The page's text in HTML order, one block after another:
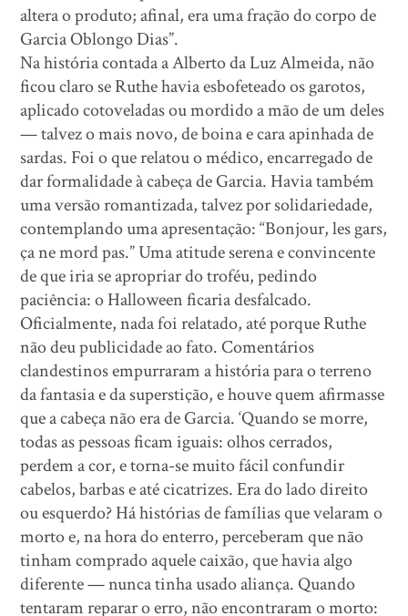
altera o produto; afinal, era uma fração do corpo de
Garcia Oblongo Dias”.
Na história contada a Alberto da Luz Almeida, não
ficou claro se Ruthe havia esbofeteado os garotos,
aplicado cotoveladas ou mordido a mão de um deles
— talvez o mais novo, de boina e cara apinhada de
sardas. Foi o que relatou o médico, encarregado de
dar formalidade à cabeça de Garcia. Havia também
uma versão romantizada, talvez por solidariedade,
contemplando uma apresentação: “Bonjour, les gars,
ça ne mord pas.” Uma atitude serena e convincente
de que iria se apropriar do troféu, pedindo
paciência: o Halloween ficaria desfalcado.
Oficialmente, nada foi relatado, até porque Ruthe
não deu publicidade ao fato. Comentários
clandestinos empurraram a história para o terreno
da fantasia e da superstição, e houve quem afirmasse
que a cabeça não era de Garcia. ‘Quando se morre,
todas as pessoas ficam iguais: olhos cerrados,
perdem a cor, e torna-se muito fácil confundir
cabelos, barbas e até cicatrizes. Era do lado direito
ou esquerdo? Há histórias de famílias que velaram o
morto e, na hora do enterro, perceberam que não
tinham comprado aquele caixão, que havia algo
diferente — nunca tinha usado aliança. Quando
tentaram reparar o erro, não encontraram o morto: